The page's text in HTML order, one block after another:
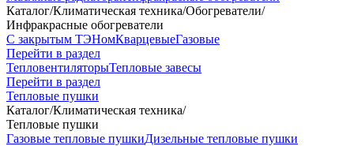
Каталог/Климатическая техника/Обогреватели/
Инфракрасные обогреватели
С закрытым ТЭНомКварцевыеГазовые
Перейти в раздел
ТепловентиляторыТепловые завесы
Перейти в раздел
Тепловые пушки
Каталог/Климатическая техника/
Тепловые пушки
Газовые тепловые пушкиДизельные тепловые пушки